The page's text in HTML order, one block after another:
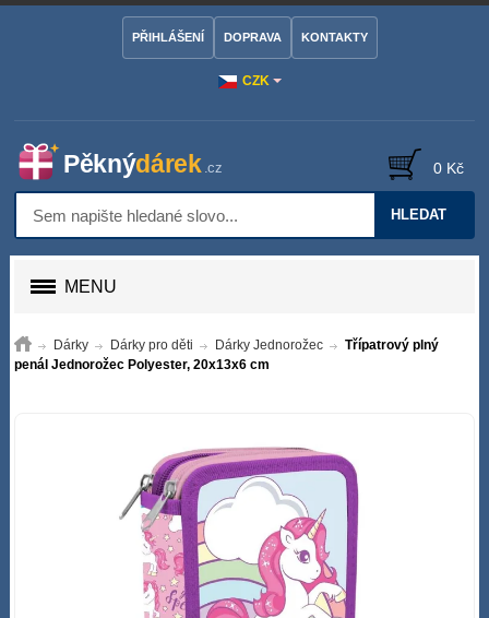
CZK
PŘIHLÁŠENÍ DOPRAVA KONTAKTY
HLEDAT
0 Kč
MENU
Dárky Dárky pro děti Dárky Jednorožec
Třípatrový plný
penál Jednorožec Polyester, 20x13x6 cm